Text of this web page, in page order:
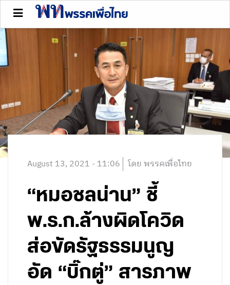
August 13, 2021 - 11:06 โดย พรรคเพื่อไทย
“หมอชลน่าน” ชี้
พ.ร.ก.ล้างผิดโควิด
ส่อขัดรัฐธรรมนูญ
อัด “บิ๊กตู่” สารภาพ